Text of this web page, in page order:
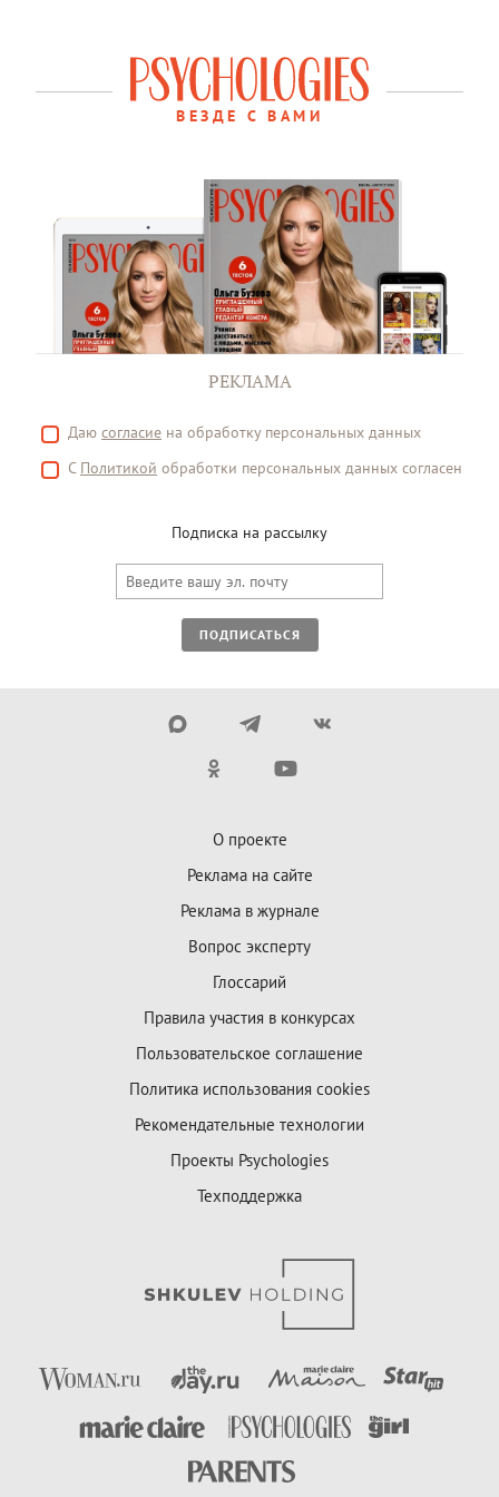
ВЕЗДЕ С ВАМИ
РЕКЛАМА
Даю согласие на обработку персональных данных
С Политикой обработки персональных данных согласен
Подписка на рассылку
ПОДПИСАТЬСЯ
О проекте
Реклама на сайте
Реклама в журнале
Вопрос эксперту
Глоссарий
Правила участия в конкурсах
Пользовательское соглашение
Политика использования cookies
Рекомендательные технологии
Проекты Psychologies
Техподдержка